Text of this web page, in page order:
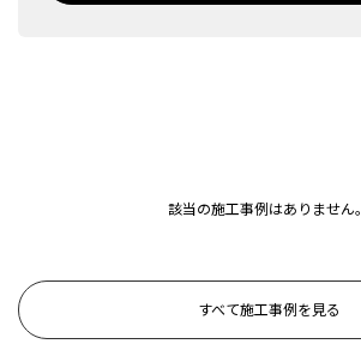
該当の施工事例はありません。
すべて施工事例を見る